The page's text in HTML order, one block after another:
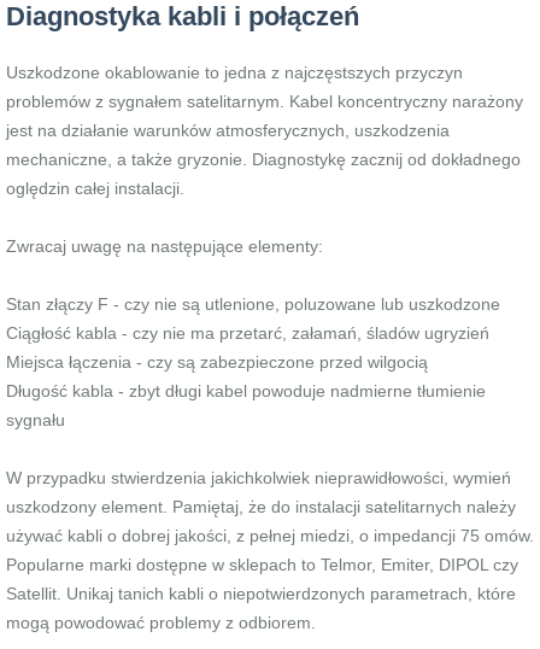
Diagnostyka kabli i połączeń
Uszkodzone okablowanie to jedna z najczęstszych przyczyn
problemów z sygnałem satelitarnym. Kabel koncentryczny narażony
jest na działanie warunków atmosferycznych, uszkodzenia
mechaniczne, a także gryzonie. Diagnostykę zacznij od dokładnego
oględzin całej instalacji.
Zwracaj uwagę na następujące elementy:
Stan złączy F - czy nie są utlenione, poluzowane lub uszkodzone
Ciągłość kabla - czy nie ma przetarć, załamań, śladów ugryzień
Miejsca łączenia - czy są zabezpieczone przed wilgocią
Długość kabla - zbyt długi kabel powoduje nadmierne tłumienie
sygnału
W przypadku stwierdzenia jakichkolwiek nieprawidłowości, wymień
uszkodzony element. Pamiętaj, że do instalacji satelitarnych należy
używać kabli o dobrej jakości, z pełnej miedzi, o impedancji 75 omów.
Popularne marki dostępne w sklepach to Telmor, Emiter, DIPOL czy
Satellit. Unikaj tanich kabli o niepotwierdzonych parametrach, które
mogą powodować problemy z odbiorem.